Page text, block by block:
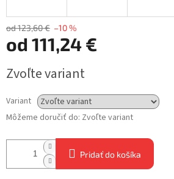
od 123,60 € –10 %
od 111,24 €
cena:
Zvoľte variant
Variant
Môžeme doručiť do: Zvoľte variant
Pridať do košíka